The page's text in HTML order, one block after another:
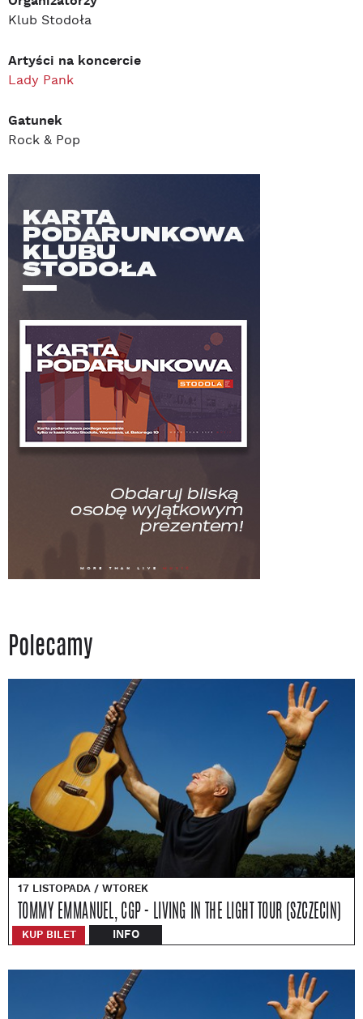
Klub Stodoła
Artyści na koncercie
Lady Pank
Gatunek
Rock & Pop
Polecamy
17 LISTOPADA / WTOREK
TOMMY EMMANUEL, CGP - LIVING IN THE LIGHT TOUR (SZCZECIN)
KUP BILET INFO